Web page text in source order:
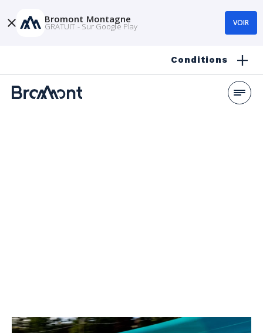
Conditions
Bromont Montagne
GRATUIT - Sur Google Play VOIR